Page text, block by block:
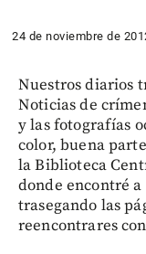
24 de noviembre de
Nuestros diarios
Noticias de
y las fotografías
color, buena
la Biblioteca
donde encontré
trasegando las
reencontrares